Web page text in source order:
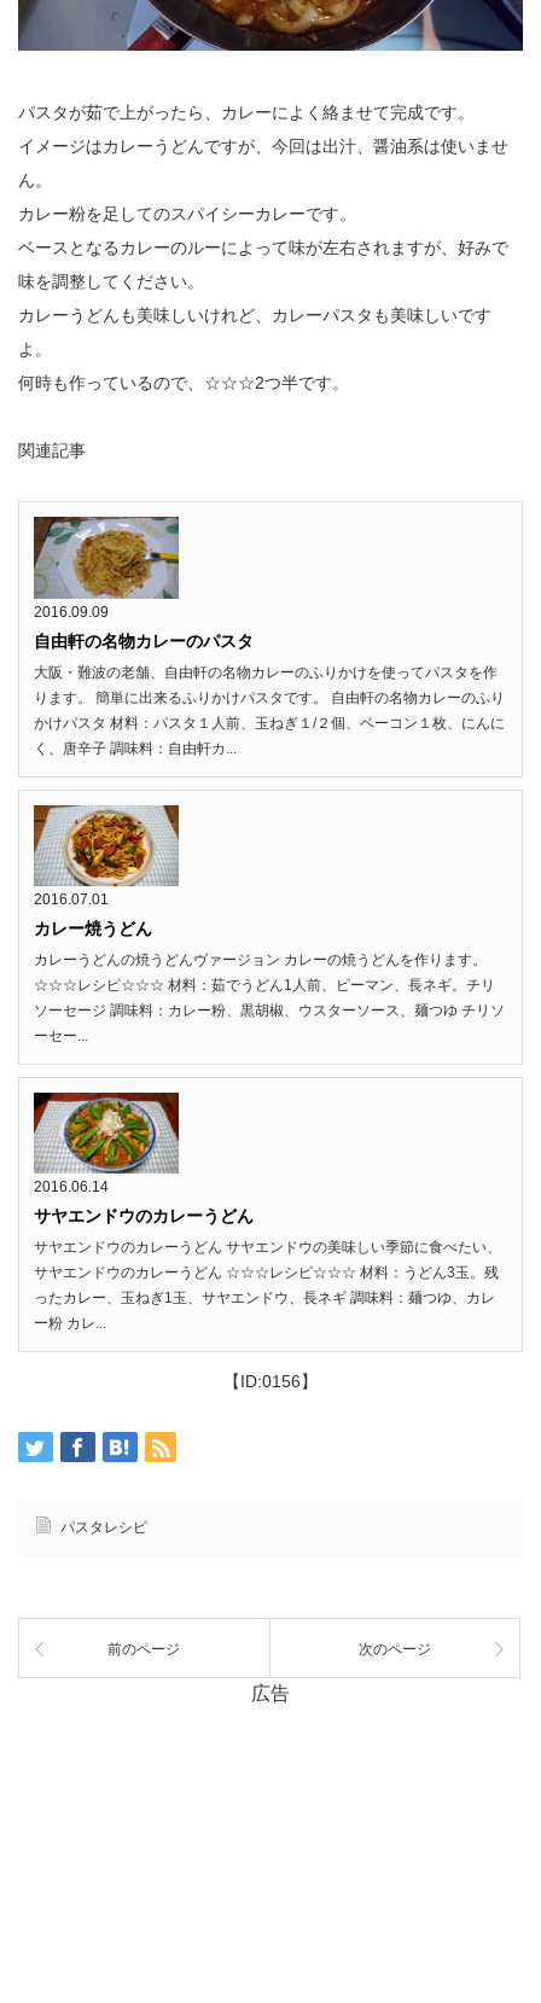
パスタが茹で上がったら、カレーによく絡ませて完成です。
イメージはカレーうどんですが、今回は出汁、醤油系は使いませ
ん。
カレー粉を足してのスパイシーカレーです。
ベースとなるカレーのルーによって味が左右されますが、好みで
味を調整してください。
カレーうどんも美味しいけれど、カレーパスタも美味しいです
よ。
何時も作っているので、☆☆☆2つ半です。
関連記事
2016.09.09
自由軒の名物カレーのパスタ
大阪・難波の老舗、自由軒の名物カレーのふりかけを使ってパスタを作
ります。 簡単に出来るふりかけパスタです。 自由軒の名物カレーのふり
かけパスタ 材料：パスタ１人前、玉ねぎ１/２個、ベーコン１枚、にんに
く、唐辛子 調味料：自由軒カ...
2016.07.01
カレー焼うどん
カレーうどんの焼うどんヴァージョン カレーの焼うどんを作ります。
☆☆☆レシピ☆☆☆ 材料：茹でうどん1人前、ピーマン、長ネギ。チリ
ソーセージ 調味料：カレー粉、黒胡椒、ウスターソース、麺つゆ チリソ
ーセー...
2016.06.14
サヤエンドウのカレーうどん
サヤエンドウのカレーうどん サヤエンドウの美味しい季節に食べたい、
サヤエンドウのカレーうどん ☆☆☆レシピ☆☆☆ 材料：うどん3玉。残
ったカレー、玉ねぎ1玉、サヤエンドウ、長ネギ 調味料：麺つゆ、カレ
ー粉 カレ...
【ID:0156】
パスタレシピ
前のページ 次のページ
広告